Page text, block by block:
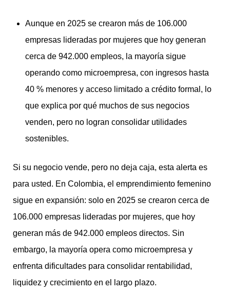
Aunque en 2025 se crearon más de 106.000
empresas lideradas por mujeres que hoy generan
cerca de 942.000 empleos, la mayoría sigue
operando como microempresa, con ingresos hasta
40 % menores y acceso limitado a crédito formal, lo
que explica por qué muchos de sus negocios
venden, pero no logran consolidar utilidades
sostenibles.
Si su negocio vende, pero no deja caja, esta alerta es
para usted. En Colombia, el emprendimiento femenino
sigue en expansión: solo en 2025 se crearon cerca de
106.000 empresas lideradas por mujeres, que hoy
generan más de 942.000 empleos directos. Sin
embargo, la mayoría opera como microempresa y
enfrenta dificultades para consolidar rentabilidad,
liquidez y crecimiento en el largo plazo.